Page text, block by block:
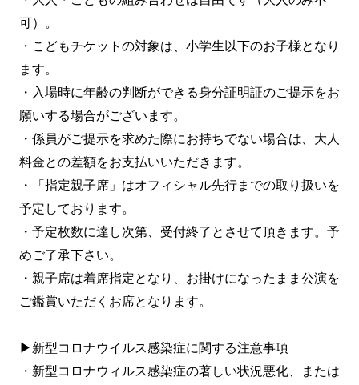
可）。
・こどもチケットの対象は、小学生以下のお子様となり
ます。
・入場時に年齢の判断ができる身分証明証のご提示をお
願いする場合がございます。
・係員がご提示を求めた際にお持ちでない場合は、大人
料金との差額をお支払いいただきます。
・「指定親子席」はオフィシャル先行までの取り扱いを
予定しております。
・予定枚数に達し次第、受付終了とさせて頂きます。予
めご了承下さい。
・親子席は着席指定となり、お掛けになったまま公演を
ご鑑賞いただくお席となります。
▶新型コロナウイルス感染症に関する注意事項
・新型コロナウィルス感染症の著しい状況悪化、または